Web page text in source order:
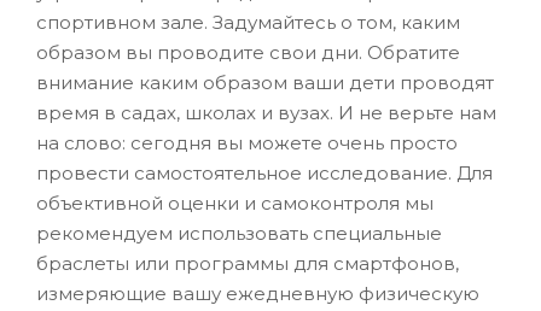
спортивном зале. Задумайтесь о том, каким
образом вы проводите свои дни. Обратите
внимание каким образом ваши дети проводят
время в садах, школах и вузах. И не верьте нам
на слово: сегодня вы можете очень просто
провести самостоятельное исследование. Для
объективной оценки и самоконтроля мы
рекомендуем использовать специальные
браслеты или программы для смартфонов,
измеряющие вашу ежедневную физическую